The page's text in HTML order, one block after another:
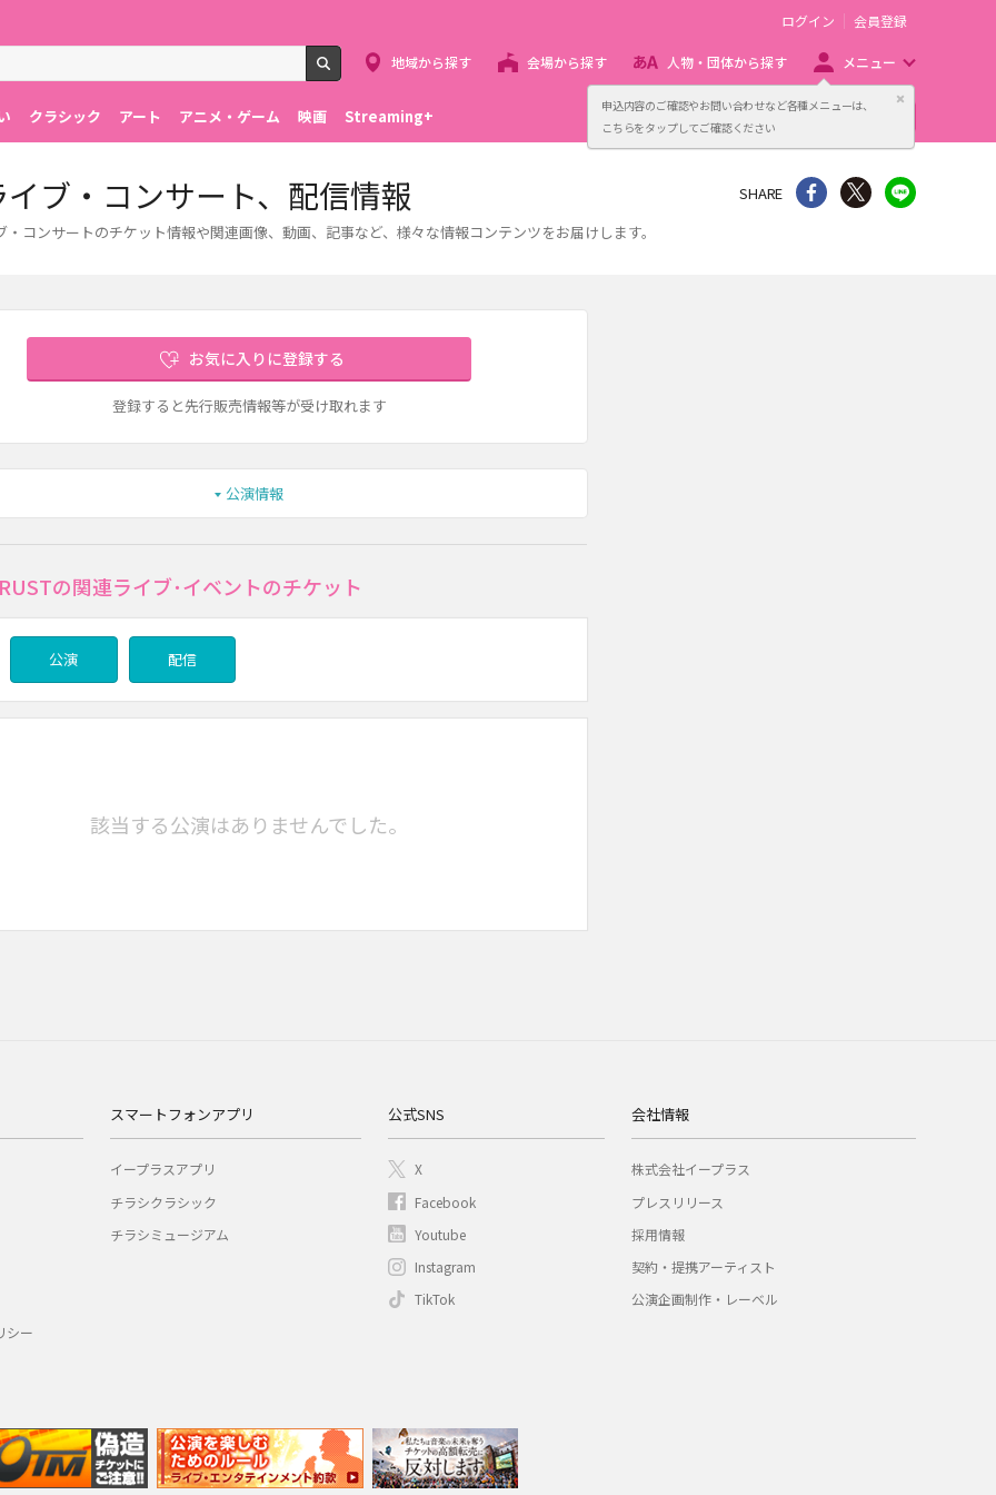
申込内容のご確認やお問い合わせなど各種メニューは、
こちらをタップしてご確認ください
閉じる
検索
ログイン 会員登録
地域から探す 会場から探す 人物・団体から探す メニュー
クラシック アート アニメ・ゲーム 映画 Streaming+ 主催者向け販売サービス
ブ・コンサート、配信情報
コンサートのチケット情報や関連画像、動画、記事など、様々な情報コンテンツをお届けします。
SHARE シェア Twitter
お気に入りに登録する
登録すると先行販売情報等が受け取れます
公演情報
の関連ライブ･イベントのチケット
公演 配信
該当する公演はありませんでした。
シー
スマートフォンアプリ
イープラスアプリ
チラシクラシック
チラシミュージアム
公式SNS
X
Facebook
Youtube
Instagram
TikTok
会社情報
株式会社イープラス
プレスリリース
採用情報
契約・提携アーティスト
公演企画制作・レーベル